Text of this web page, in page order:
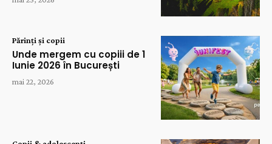
Părinți și copii
Unde mergem cu copiii de 1
Iunie 2026 în București
mai 22, 2026